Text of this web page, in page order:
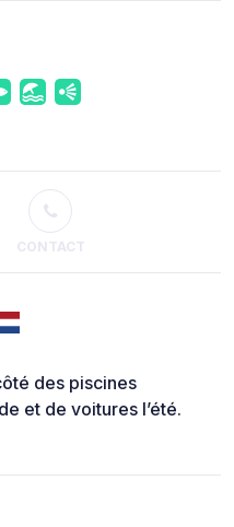
CONTACT
des piscines
et de voitures l’été.